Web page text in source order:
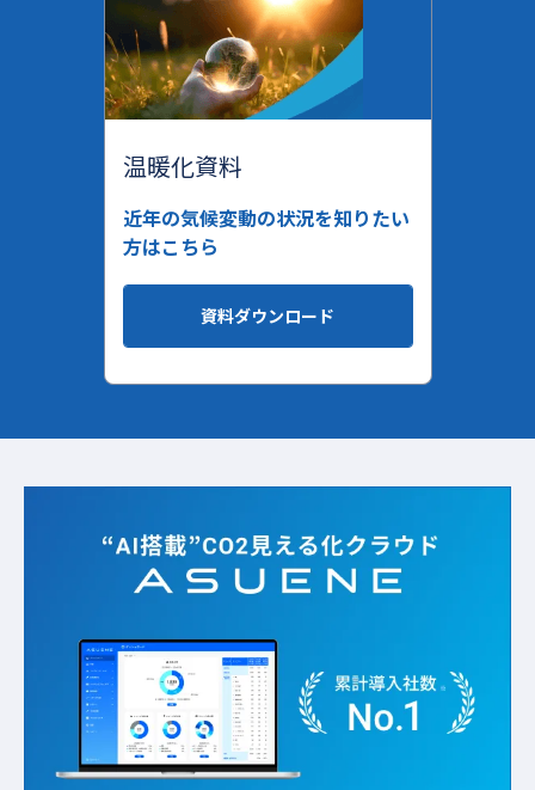
温暖化資料
近年の気候変動の状況を知りたい
方はこちら
資料ダウンロード